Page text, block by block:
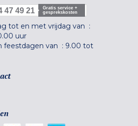
47 49 21
Gratis service +
gesprekskosten
tot en met vrijdag van :
uur
feestdagen van : 9.00 tot